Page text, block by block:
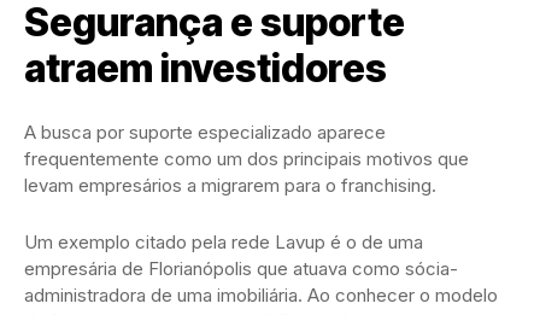
Segurança e suporte
atraem investidores
A busca por suporte especializado aparece
frequentemente como um dos principais motivos que
levam empresários a migrarem para o franchising.
Um exemplo citado pela rede Lavup é o de uma
empresária de Florianópolis que atuava como sócia-
administradora de uma imobiliária. Ao conhecer o modelo